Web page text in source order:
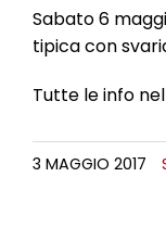
Sabato 6
tipica con
Tutte le info
3 MAGGIO 2017